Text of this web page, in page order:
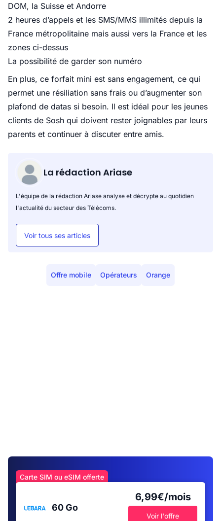
DOM, la Suisse et Andorre
2 heures d’appels et les SMS/MMS illimités depuis la
France métropolitaine mais aussi vers la France et les
zones ci-dessus
La possibilité de garder son numéro
En plus, ce forfait mini est sans engagement, ce qui
permet une résiliation sans frais ou d’augmenter son
plafond de datas si besoin. Il est idéal pour les jeunes
clients de Sosh qui doivent rester joignables par leurs
parents et continuer à discuter entre amis.
La rédaction Ariase
L'équipe de la rédaction Ariase analyse et décrypte au quotidien
l'actualité du secteur des Télécoms.
Voir tous ses articles
Offre mobile Opérateurs Orange
Carte SIM ou eSIM offerte
60 Go
6,99€/mois
Voir l'offre